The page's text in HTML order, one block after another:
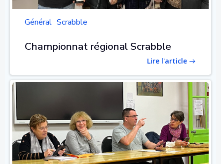
Général Scrabble
Championnat régional Scrabble
Lire l'article